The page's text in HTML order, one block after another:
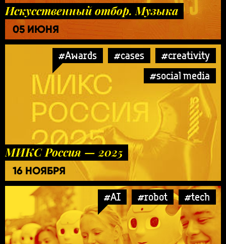
Искусственный отбор. Музыка
05 ИЮНЯ
#Awards #cases
#creativity
#social media
МИКС Россия — 2025
16 НОЯБРЯ
#AI #robot #tech